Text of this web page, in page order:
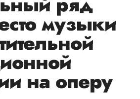
музыки
на оперу